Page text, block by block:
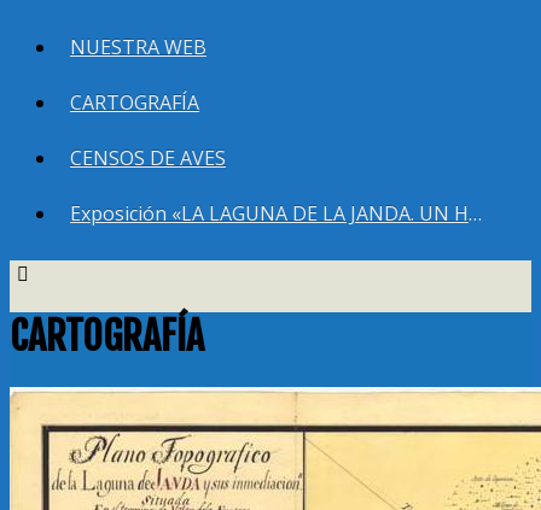
NUESTRA WEB
CARTOGRAFÍA
CENSOS DE AVES
Exposición «LA LAGUNA DE LA JANDA. UN HUMEDAL QUE DEBEMOS RECUPERAR»
CARTOGRAFÍA